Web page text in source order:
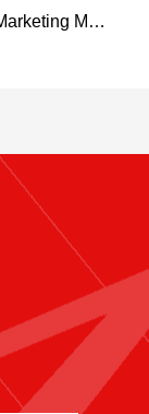
M…